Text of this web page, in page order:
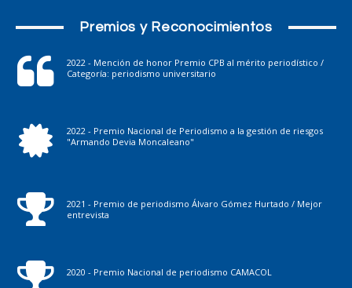
Premios y Reconocimientos
2022 - Mención de honor Premio CPB al mérito periodístico /
Categoría: periodismo universitario
2022 - Premio Nacional de Periodismo a la gestión de riesgos
"Armando Devia Moncaleano"
2021 - Premio de periodismo Álvaro Gómez Hurtado / Mejor
entrevista
2020 - Premio Nacional de periodismo CAMACOL